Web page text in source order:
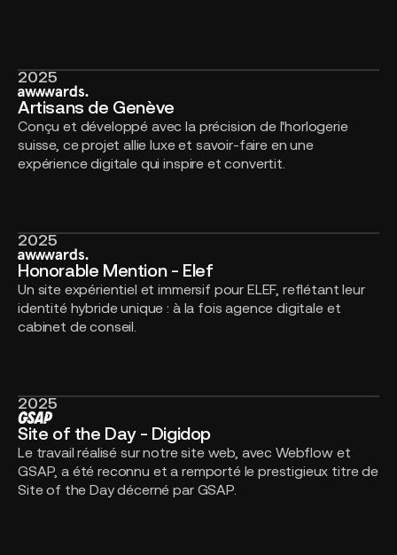
2025
Artisans de Genève
Conçu et développé avec la précision de l'horlogerie
suisse, ce projet allie luxe et savoir-faire en une
expérience digitale qui inspire et convertit.
Artisans
de
Genève
2025
Honorable Mention - Elef
Un site expérientiel et immersif pour ELEF, reflétant leur
identité hybride unique : à la fois agence digitale et
cabinet de conseil.
Honorable
Mention
-
Elef
2025
Site of the Day - Digidop
Le travail réalisé sur notre site web, avec Webflow et
GSAP, a été reconnu et a remporté le prestigieux titre de
Site of the Day décerné par GSAP.
Site
of
the
Day
-
Digidop